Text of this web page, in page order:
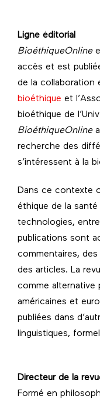
Ligne éditorial
BioéthiqueOnline
accès et est
de la collaboration
bioéthique et
bioéthique de
BioéthiqueOnlinea
recherche des
s’intéressent à la
Dans ce contexte
éthique de la santé
technologies,
publications sont
commentaires,
des articles. La
comme alternative
américaines et
publiées dans
linguistiques,
Directeur de la
Formé en